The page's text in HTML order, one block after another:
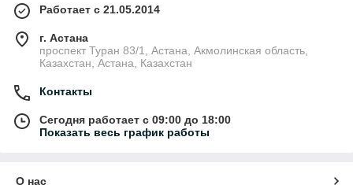
Работает с 21.05.2014
г. Астана
проспект Туран 83/1, Астана, Акмолинская область,
Казахстан, Астана, Казахстан
Контакты
Сегодня работает с 09:00 до 18:00
Показать весь график работы
О нас